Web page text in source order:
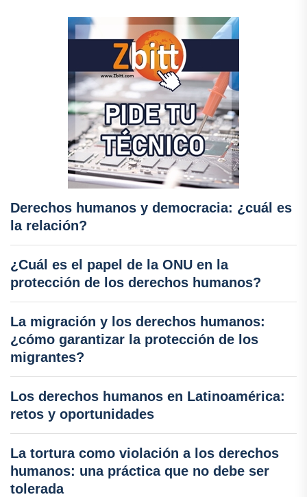
Derechos humanos y democracia: ¿cuál es
la relación?
¿Cuál es el papel de la ONU en la
protección de los derechos humanos?
La migración y los derechos humanos:
¿cómo garantizar la protección de los
migrantes?
Los derechos humanos en Latinoamérica:
retos y oportunidades
La tortura como violación a los derechos
humanos: una práctica que no debe ser
tolerada